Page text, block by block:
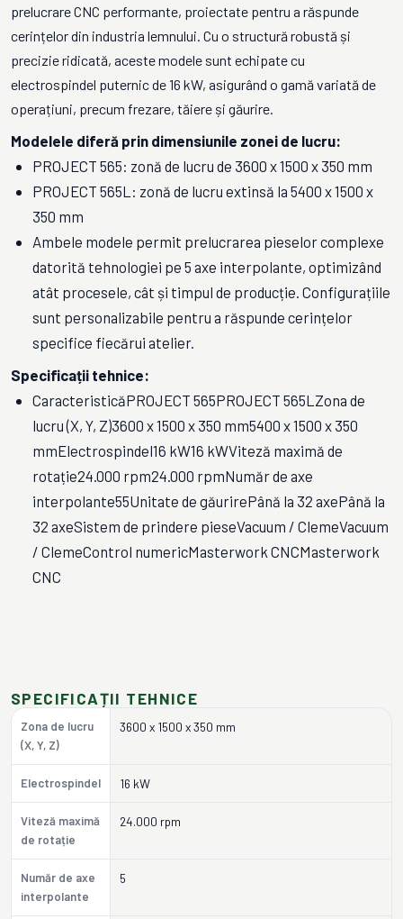
prelucrare CNC performante, proiectate pentru a răspunde
cerințelor din industria lemnului. Cu o structură robustă și
precizie ridicată, aceste modele sunt echipate cu
electrospindel puternic de 16 kW, asigurând o gamă variată de
operațiuni, precum frezare, tăiere și găurire.
Modelele diferă prin dimensiunile zonei de lucru:
PROJECT 565: zonă de lucru de 3600 x 1500 x 350 mm
PROJECT 565L: zonă de lucru extinsă la 5400 x 1500 x
350 mm
Ambele modele permit prelucrarea pieselor complexe
datorită tehnologiei pe 5 axe interpolante, optimizând
atât procesele, cât și timpul de producție. Configurațiile
sunt personalizabile pentru a răspunde cerințelor
specifice fiecărui atelier.
Specificații tehnice:
CaracteristicăPROJECT 565PROJECT 565LZona de
lucru (X, Y, Z)3600 x 1500 x 350 mm5400 x 1500 x 350
mmElectrospindel16 kW16 kWViteză maximă de
rotație24.000 rpm24.000 rpmNumăr de axe
interpolante55Unitate de găurirePână la 32 axePână la
32 axeSistem de prindere pieseVacuum / ClemeVacuum
/ ClemeControl numericMasterwork CNCMasterwork
CNC
SPECIFICAȚII TEHNICE
Zona de lucru
(X, Y, Z)
3600 x 1500 x 350 mm
Electrospindel 16 kW
Viteză maximă
de rotație
24.000 rpm
Număr de axe
interpolante
5